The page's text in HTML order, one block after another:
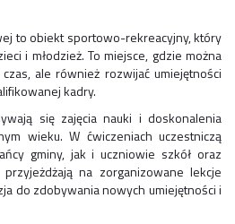
to obiekt sportowo-rekreacyjny, który
i młodzież. To miejsce, gdzie można
ale również rozwijać umiejętności
kadry.
się zajęcia nauki i doskonalenia
wieku. W ćwiczeniach uczestniczą
gminy, jak i uczniowie szkół oraz
na zorganizowane lekcje
do zdobywania nowych umiejętności i